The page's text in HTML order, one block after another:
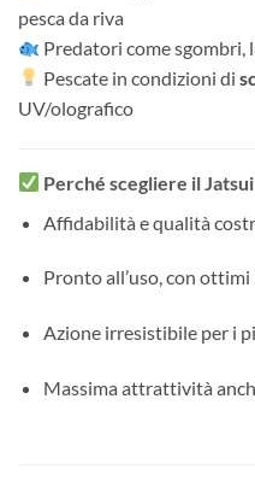
pesca da riva
Predatori come sgombri,
Pescate in condizioni di
UV/olografico
Perché scegliere il
Affidabilità e qualità
Pronto all’uso, con
Azione irresistibile per i
Massima attrattività